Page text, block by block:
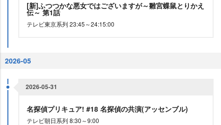
[新]ふつつかな悪女ではございますが～雛宮蝶鼠とりかえ
伝～ 第1話
テレビ東京系列 23:45～24:15:00
2026-05
2026-05-31
名探偵プリキュア! #18 名探偵の共演(アッセンブル)
テレビ朝日系列 8:30～9:00